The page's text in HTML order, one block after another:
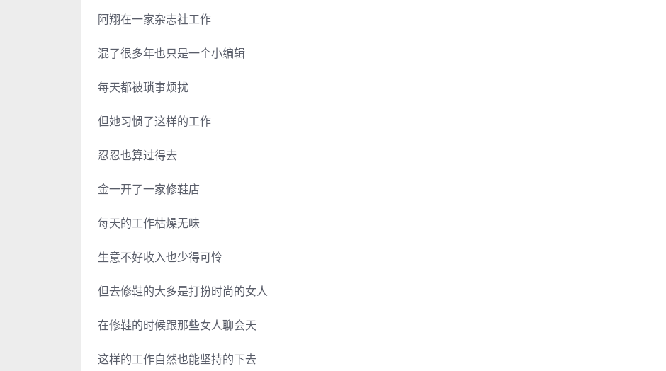
阿翔在一家杂志社工作
混了很多年也只是一个小编辑
每天都被琐事烦扰
但她习惯了这样的工作
忍忍也算过得去
金一开了一家修鞋店
每天的工作枯燥无味
生意不好收入也少得可怜
但去修鞋的大多是打扮时尚的女人
在修鞋的时候跟那些女人聊会天
这样的工作自然也能坚持的下去